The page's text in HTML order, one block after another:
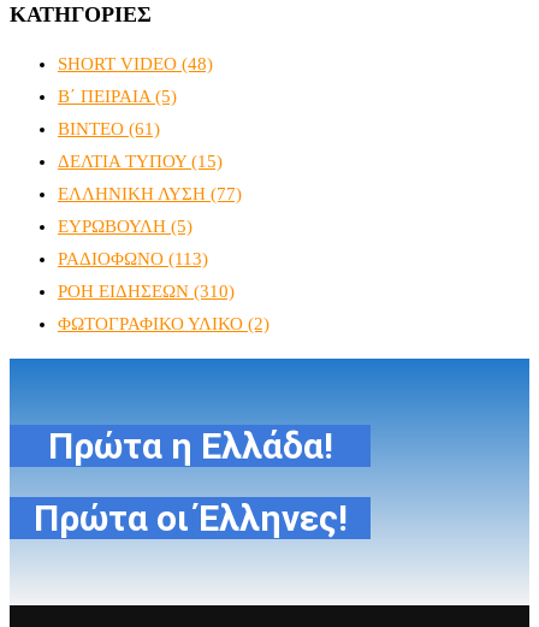
ΚΑΤΗΓΟΡΙΕΣ
SHORT VIDEO (48)
Β΄ ΠΕΙΡΑΙΑ (5)
ΒΙΝΤΕΟ (61)
ΔΕΛΤΙΑ ΤΥΠΟΥ(15)
ΕΛΛΗΝΙΚΗ ΛΥΣΗ (77)
ΕΥΡΩΒΟΥΛΗ (5)
ΡΑΔΙΟΦΩΝΟ (113)
ΡΟΗ ΕΙΔΗΣΕΩΝ (310)
ΦΩΤΟΓΡΑΦΙΚΟ ΥΛΙΚΟ (2)
Πρώτα η Ελλάδα!
Πρώτα οι Έλληνες!